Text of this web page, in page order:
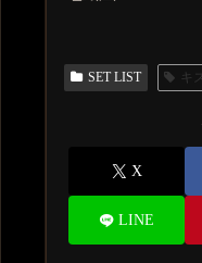
SET LIST キ
X
LINE